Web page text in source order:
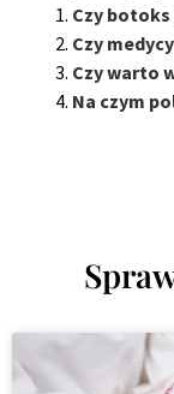
Czy
Czy
Czy warto
Na czym